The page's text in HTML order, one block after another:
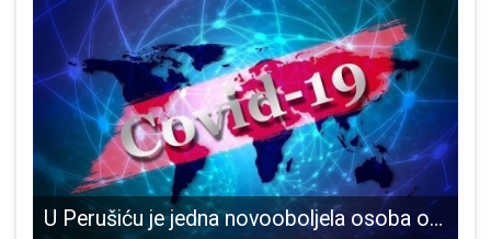
U Perušiću je jedna novooboljela osoba od COVID-19